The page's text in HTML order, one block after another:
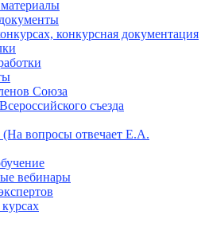
конкурсная документация
Союза
съезда
вопросы отвечает Е.А.
вебинары